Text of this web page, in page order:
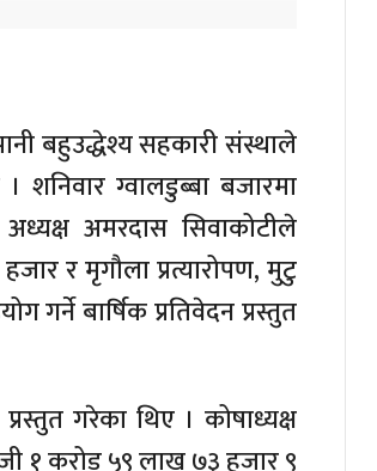
बहुउद्धेश्य सहकारी संस्थाले
ग्वालडुब्बा बजारमा
अमरदास सिवाकोटीले
र मृगौला प्रत्यारोपण, मुटु
गर्ने बार्षिक प्रतिवेदन प्रस्तुत
गरेका थिए । कोषाध्यक्ष